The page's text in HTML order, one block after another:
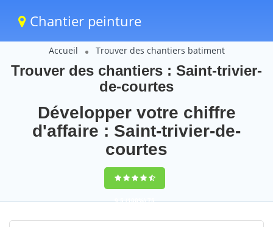
Chantier peinture
Accueil Trouver des chantiers batiment
Trouver des chantiers : Saint-trivier-
de-courtes
Développer votre chiffre
d'affaire : Saint-trivier-de-
courtes
9,5(100%)75
votes